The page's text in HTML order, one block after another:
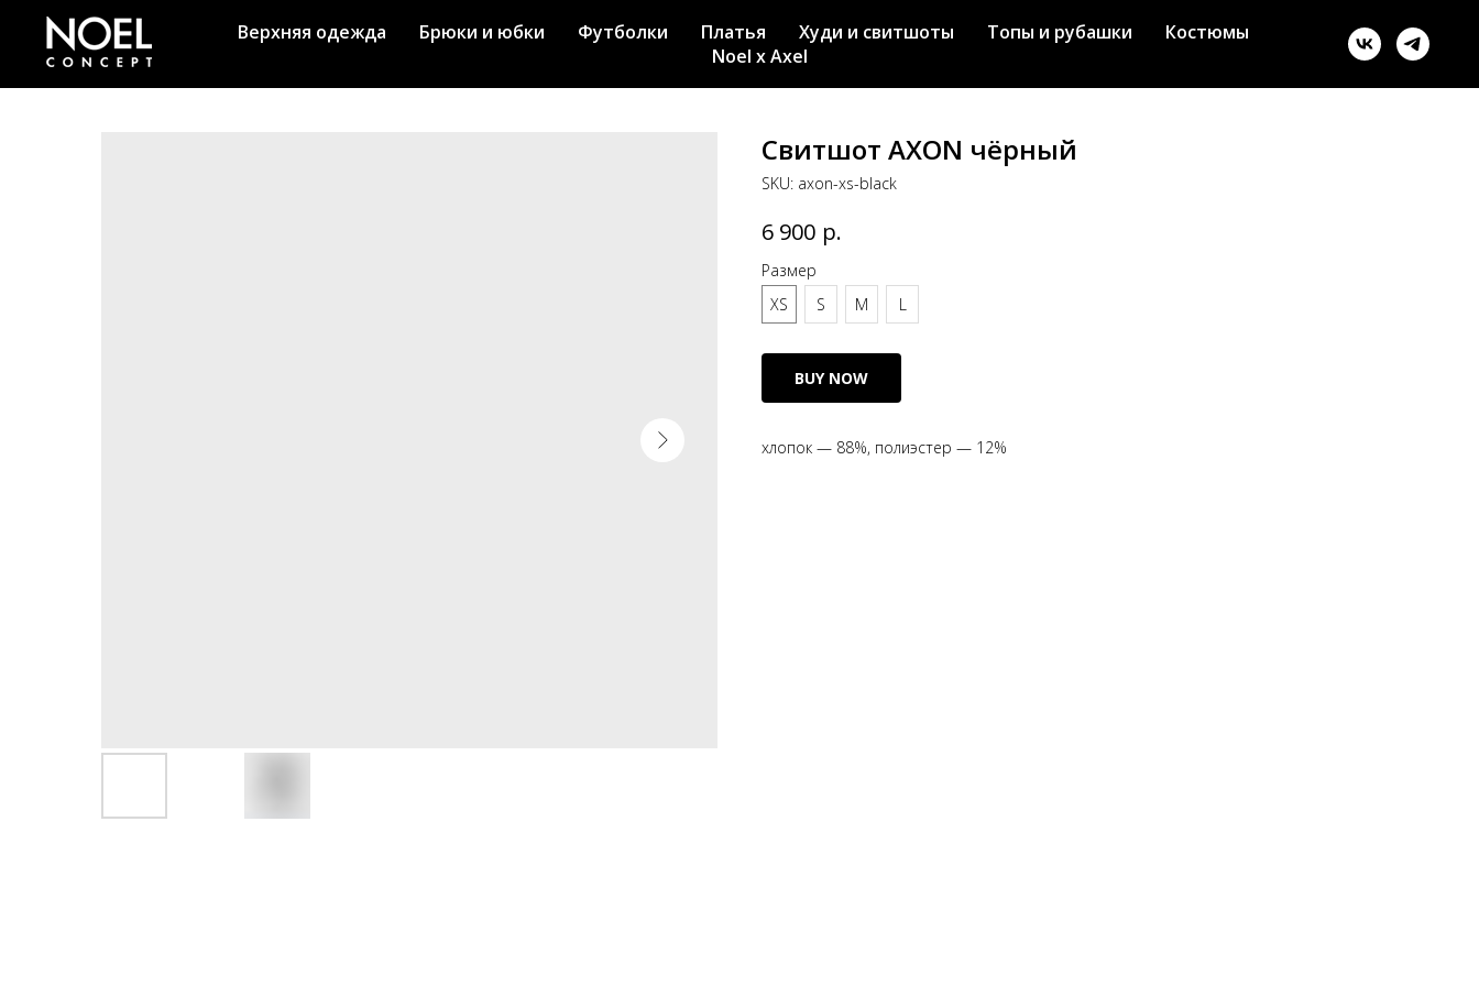
Верхняя одежда Брюки и юбки Футболки Платья Худи и свитшоты Топы и рубашки
Костюмы
Noel x Axel
Свитшот AXON чёрный
SKU: axon-xs-black
6 900 р.
Размер
XS
S M L
BUY NOW
хлопок — 88%, полиэстер — 12%